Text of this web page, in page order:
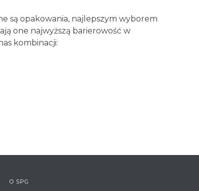
są opakowania, najlepszym wyborem
one najwyższą barierowość w
kombinacji:
O SPG